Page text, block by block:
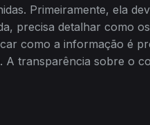
Primeiramente, ela
precisa detalhar como
como a informação é
A transparência sobre o